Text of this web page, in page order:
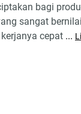
bagi
sangat
cepat ...